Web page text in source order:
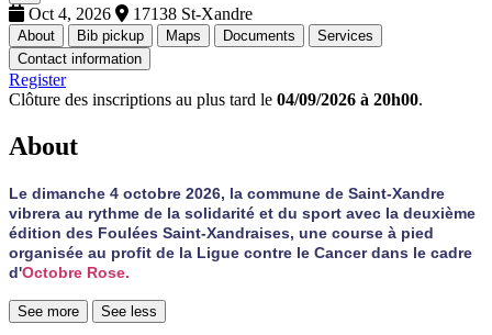
Oct 4, 2026 17138 St-Xandre
About Bib pickup Maps Documents
Services
Contact information
Register
Clôture des inscriptions au plus tard le 04/09/2026 à 20h00.
About
Le dimanche 4 octobre 2026, la commune de Saint-Xandre
vibrera au rythme de la solidarité et du sport avec la deuxième
édition des Foulées Saint-Xandraises, une course à pied
organisée au profit de la Ligue contre le Cancer dans le cadre
d'Octobre Rose.
See more See less